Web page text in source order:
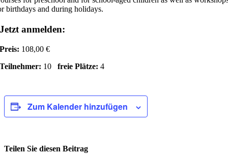
birthdays and during holidays.
Jetzt anmelden:
Preis: 108,00 €
Teilnehmer: 10freie Plätze: 4
Zum Kalender hinzufügen
Teilen Sie diesen Beitrag